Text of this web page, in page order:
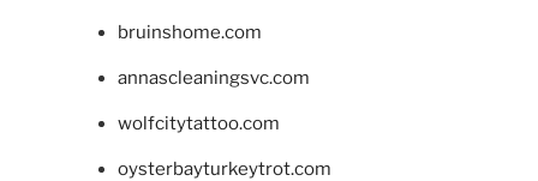
bruinshome.com
annascleaningsvc.com
wolfcitytattoo.com
oysterbayturkeytrot.com